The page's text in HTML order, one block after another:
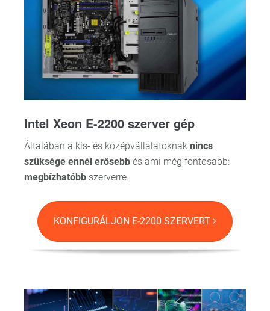
Intel Xeon E-2200 szerver gép
Általában a kis- és középvállalatoknak nincs
szüksége ennél erősebb és ami még fontosabb:
megbízhatóbb szerverre.
KONFIGURÁLJON E-2200 SZERVERT